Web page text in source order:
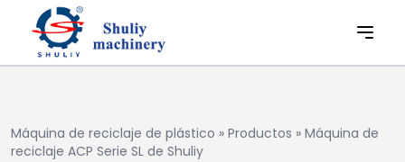
Máquina de reciclaje de plástico » Productos » Máquina de
reciclaje ACP Serie SL de Shuliy